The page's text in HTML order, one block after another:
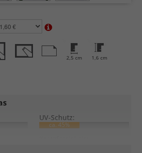
2,5 cm 1,6 cm
UV-Schutz:
ca. 45%